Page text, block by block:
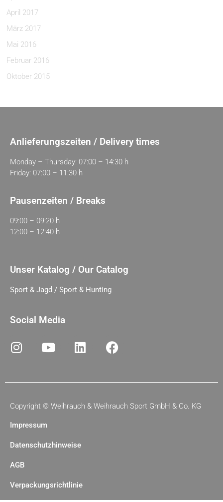
April 2017
März 2017
Mai 2016
Februar 2016
Oktober 2015
Anlieferungszeiten / Delivery times
Monday – Thursday: 07:00 – 14:30 h
Friday: 07:00 – 11:30 h
Pausenzeiten / Breaks
09:00 – 09:20 h
12:00 – 12:40 h
Unser Katalog / Our Catalog
Sport & Jagd / Sport & Hunting
Social Media
Copyright © Weihrauch & Weihrauch Sport GmbH & Co. KG
Impressum
Datenschutzhinweise
AGB
Verpackungsrichtlinie